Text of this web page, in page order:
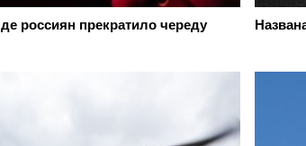
россиян прекратило череду